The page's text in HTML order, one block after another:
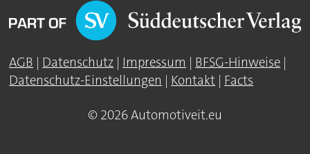
AGB | Datenschutz | Impressum | BFSG-Hinweise |
Datenschutz-Einstellungen | Kontakt | Facts
© 2026 Automotiveit.eu